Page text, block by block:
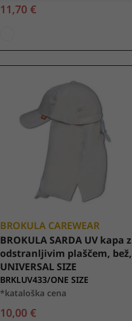
11,70 €
BROKULA CAREWEAR
BROKULA SARDA UV kapa z
odstranljivim plaščem, bež,
UNIVERSAL SIZE
BRKLUV433/ONE SIZE
*kataloška cena
10,00 €